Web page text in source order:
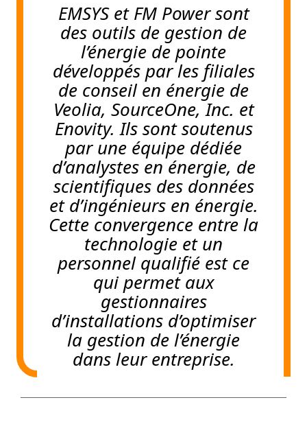
EMSYS et FM Power sont
des outils de gestion de
l’énergie de pointe
développés par les filiales
de conseil en énergie de
Veolia, SourceOne, Inc. et
Enovity. Ils sont soutenus
par une équipe dédiée
d’analystes en énergie, de
scientifiques des données
et d’ingénieurs en énergie.
Cette convergence entre la
technologie et un
personnel qualifié est ce
qui permet aux
gestionnaires
d’installations d’optimiser
la gestion de l’énergie
dans leur entreprise.